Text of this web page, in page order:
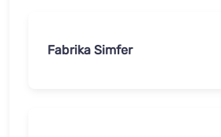
Fabrika Simfer